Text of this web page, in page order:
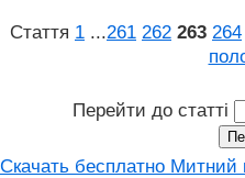
Стаття 1 ...261 262 263 264
Перейти до статті
Скачать бесплатно Митний